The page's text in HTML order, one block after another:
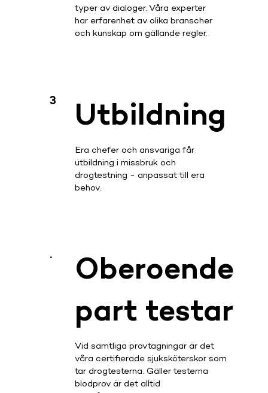
typer av dialoger. Våra experter
har erfarenhet av olika branscher
och kunskap om gällande regler.
3 Utbildning
Era chefer och ansvariga får
utbildning i missbruk och
drogtestning - anpassat till era
behov.
.
Oberoende
part testar
Vid samtliga provtagningar är det
våra certifierade sjuksköterskor som
tar drogtesterna. Gäller testerna
blodprov är det alltid